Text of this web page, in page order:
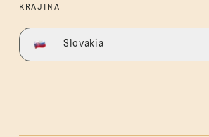
KRAJINA
Slovakia